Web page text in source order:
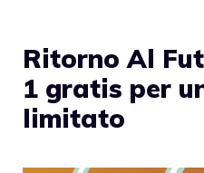
Ritorno Al
1 gratis per
limitato